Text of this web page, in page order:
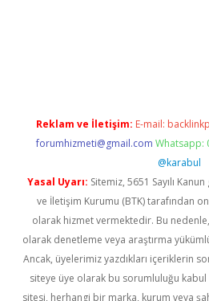
Reklam ve İletişim: E-mail:
forumhizmeti@gmail.com Whatsapp:
@karabul
Yasal Uyarı: Sitemiz, 5651 Sayılı
ve İletişim Kurumu (BTK) tarafından
olarak hizmet vermektedir. Bu
olarak denetleme veya araştırma
Ancak, üyelerimiz yazdıkları içeriklerin
siteye üye olarak bu sorumluluğu kabul
sitesi, herhangi bir marka, kurum veya